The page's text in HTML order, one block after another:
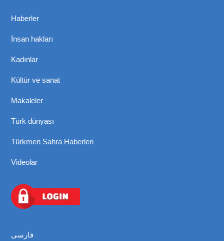
Haberler
İnsan hakları
Kadınlar
Kültür ve sanat
Makaleler
Türk dünyası
Türkmen Sahra Haberleri
Videolar
فارسی